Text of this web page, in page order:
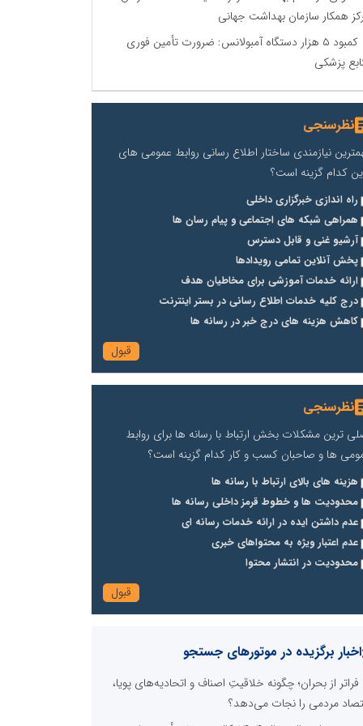
همکار سازمان بهداشت جهانی
کمبود ۵ هزار دستگاه آمبولانس: ضرورت تأمین فوری
پزشکی
نظرسنجی
نیازمندی ساختار اطلاع رسانی روابط عمومی های
کدام گزینه است؟
راه اندازی خبرگزاری داخلی
همراهی شبکه های اجتماعی و پیام رسان ها
آرشیو غنی و قابل دسترس
پخش آنلاین تمامی رویدادها
ارائه خدمات آموزشی برای مخاطیان هدف
درج کلیه خدمات اطلاع رسانی در بستر اینترنت
کاهش هزینه های درج خبر در رسانه ها
نظرسنجی
ترین مشکلات بخش ارتباط با رسانه ها برای روابط
ها و صاحبان کسب و کار کدام گزینه است؟
هزینه های بالای ارتباط با رسانه ها
محدودیت ها و خطوط قرمز داخلی رسانه ها
عدم داشتن ایده در ارائه خدمات رسانه ای
عدم اعتبار ویژه به محتواهای خبری
محدودیت در انتشار محتوا
اخبار برگزیده در موتورهای جستجو
فراتر از بحران؛ چگونه خلاقیتِ اصناف و اتحادیه‌های پویا،
مردمی را نجات می‌دهد؟